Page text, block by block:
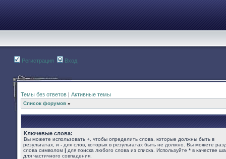
Регистрация Вход
Темы без ответов | Активные темы
Список форумов »
Ключевые слова:
Вы можете использовать + , чтобы определить слова, которые должны быть в
результатах, и - для слов, которых в результатах быть не должно. Вы можете
слова символом | для поиска любого слова из списка. Используйте * в качестве
для частичного совпадения.